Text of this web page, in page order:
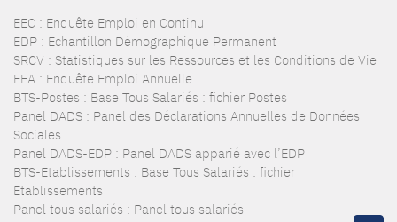
EEC : Enquête Emploi en Continu
EDP : Echantillon Démographique Permanent
SRCV : Statistiques sur les Ressources et les Conditions de Vie
EEA : Enquête Emploi Annuelle
BTS-Postes : Base Tous Salariés : fichier Postes
Panel DADS : Panel des Déclarations Annuelles de Données
Sociales
Panel DADS-EDP : Panel DADS apparié avec l’EDP
BTS-Etablissements : Base Tous Salariés : fichier
Etablissements
Panel tous salariés : Panel tous salariés